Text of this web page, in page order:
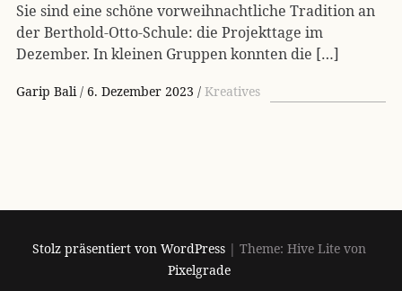
Sie sind eine schöne vorweihnachtliche Tradition an
der Berthold-Otto-Schule: die Projekttage im
Dezember. In kleinen Gruppen konnten die […]
Garip Bali 6. Dezember 2023 Kreatives
Stolz präsentiert von WordPress | Theme: Hive Lite von
Pixelgrade